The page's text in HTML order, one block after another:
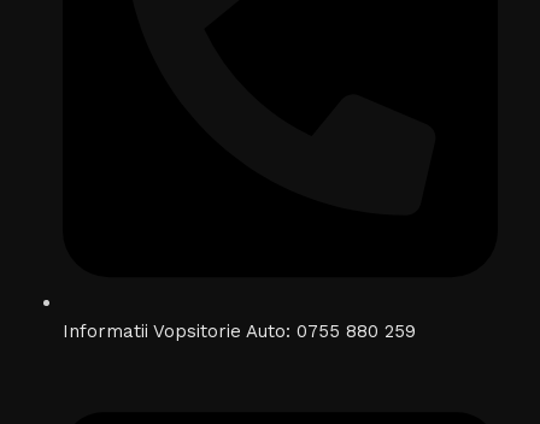
Informatii Vopsitorie Auto: 0755 880 259